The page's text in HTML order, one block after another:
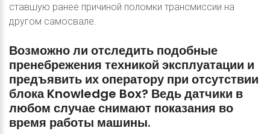
ставшую ранее причиной поломки трансмиссии на
другом самосвале.
Возможноли отследить подобные
пренебрежения техникой эксплуатации и
предъявить ихоператору при отсутствии
блока Knowledge Box? Ведьдатчики в
любом случаеснимают показания во
время работы машины.